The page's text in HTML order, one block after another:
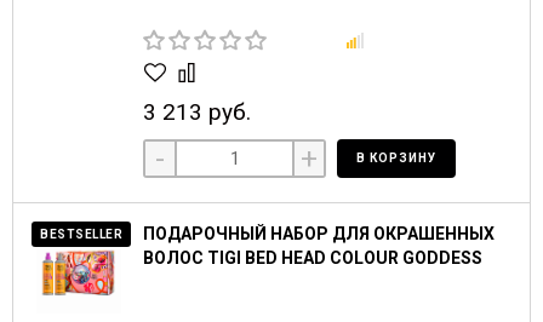
3 213 руб.
- + В КОРЗИНУ
BESTSELLER
ПОДАРОЧНЫЙ НАБОР ДЛЯ ОКРАШЕННЫХ
ВОЛОС TIGI BED HEAD COLOUR GODDESS